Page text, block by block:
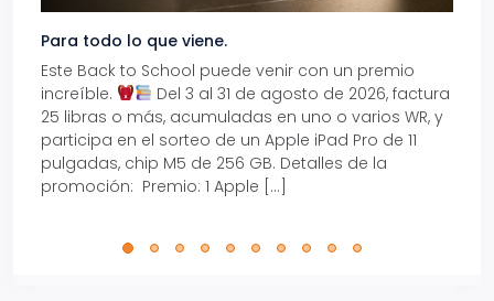
Para todo lo que viene.
Este Back to School puede venir con un premio
increíble.
Del 3 al 31 de agosto de 2026, factura
25 libras o más, acumuladas en uno o varios WR, y
participa en el sorteo de un Apple iPad Pro de 11
pulgadas, chip M5 de 256 GB. Detalles de la
promoción: Premio: 1 Apple […]